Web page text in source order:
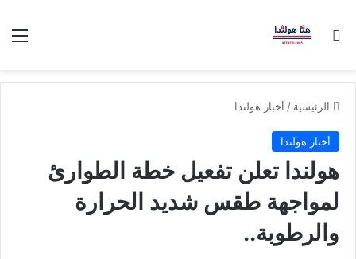
بحث عن
الرئيسية / أخبار هولندا
أخبار هولندا
هولندا تعلن تفعيل خطة الطوارئ
لمواجهة طقس شديد الحرارة
والرطوبة..